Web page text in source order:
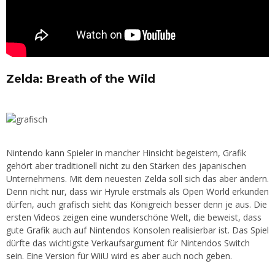
Zelda: Breath of the Wild
Nintendo kann Spieler in mancher Hinsicht begeistern, Grafik
gehört aber traditionell nicht zu den Stärken des japanischen
Unternehmens. Mit dem neuesten Zelda soll sich das aber ändern.
Denn nicht nur, dass wir Hyrule erstmals als Open World erkunden
dürfen, auch grafisch sieht das Königreich besser denn je aus. Die
ersten Videos zeigen eine wunderschöne Welt, die beweist, dass
gute Grafik auch auf Nintendos Konsolen realisierbar ist. Das Spiel
dürfte das wichtigste Verkaufsargument für Nintendos Switch
sein. Eine Version für WiiU wird es aber auch noch geben.